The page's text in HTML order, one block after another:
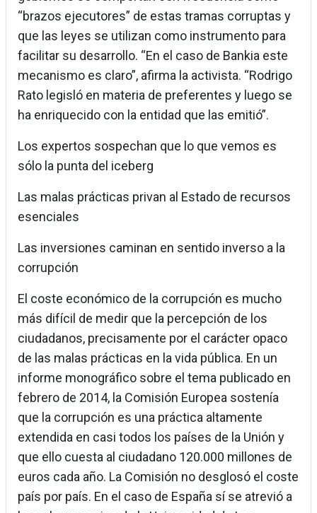
“brazos ejecutores” de estas tramas corruptas y
que las leyes se utilizan como instrumento para
facilitar su desarrollo. “En el caso de Bankia este
mecanismo es claro”, afirma la activista. “Rodrigo
Rato legisló en materia de preferentes y luego se
ha enriquecido con la entidad que las emitió”.
Los expertos sospechan que lo que vemos es
sólo la punta del iceberg
Las malas prácticas privan al Estado de recursos
esenciales
Las inversiones caminan en sentido inverso a la
corrupción
El coste económico de la corrupción es mucho
más difícil de medir que la percepción de los
ciudadanos, precisamente por el carácter opaco
de las malas prácticas en la vida pública. En un
informe monográfico sobre el tema publicado en
febrero de 2014, la Comisión Europea sostenía
que la corrupción es una práctica altamente
extendida en casi todos los países de la Unión y
que ello cuesta al ciudadano 120.000 millones de
euros cada año. La Comisión no desglosó el coste
país por país. En el caso de España sí se atrevió a